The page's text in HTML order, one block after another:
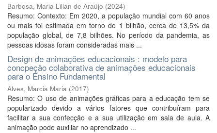
Barbosa, Maria Lilian de Araújo (2024)
Resumo: Contexto: Em 2020, a população mundial com 60 anos
ou mais foi estimada em torno de 1 bilhão, cerca de 13,5% da
população global, de 7,8 bilhões. No período da pandemia, as
pessoas idosas foram consideradas mais ...
Design de animações educacionais : modelo para
concpeção colaborativa de animações educacionais
para o Ensino Fundamental
Alves, Marcia Maria (2017)
Resumo: O uso de animações gráficas para a educação tem se
popularizado devido a vários fatores que contribuíram para
facilitar a sua confecção e a sua utilização em sala de aula. A
animação pode auxiliar no aprendizado ...